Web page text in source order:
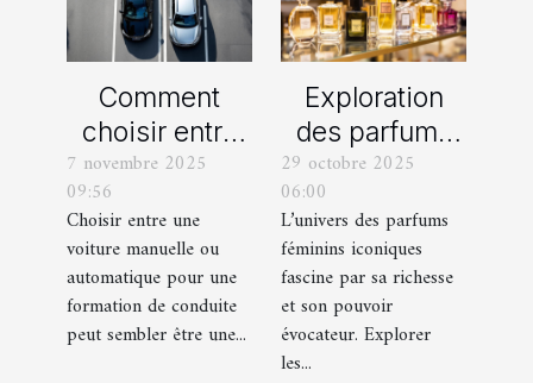
Comment
choisir entre
une voiture
manuelle ou
automatique
pour votre
formation de
conduite ?
7 novembre 2025
09:56
Choisir entre une
voiture manuelle ou
automatique pour une
formation de conduite
peut sembler être une...
Exploration
des parfums
féminins
iconiques et
leurs
variations
29 octobre 2025
06:00
L’univers des parfums
féminins iconiques
fascine par sa richesse
et son pouvoir
évocateur. Explorer
les...